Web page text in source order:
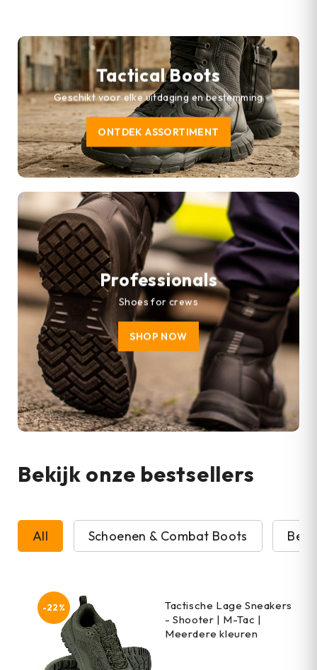
Tactical Boots
Geschikt voor elke uitdaging en bestemming
ONTDEK ASSORTIMENT
Professionals
Shoes for crews
SHOP NOW
Bekijk onze bestsellers
All Schoenen & Combat Boots
-22%
Tactische Lage Sneakers
- Shooter | M-Tac |
Meerdere kleuren